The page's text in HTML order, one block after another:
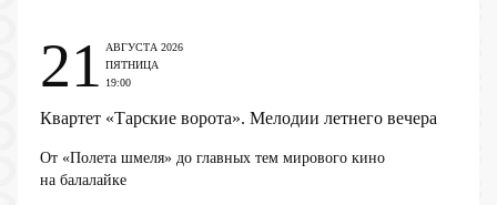
Квартет «Тарские ворота». Мелодии летнего вечера
От «Полета шмеля» до главных тем мирового кино
на балалайке
21
АВГУСТА 2026
ПЯТНИЦА
19:00